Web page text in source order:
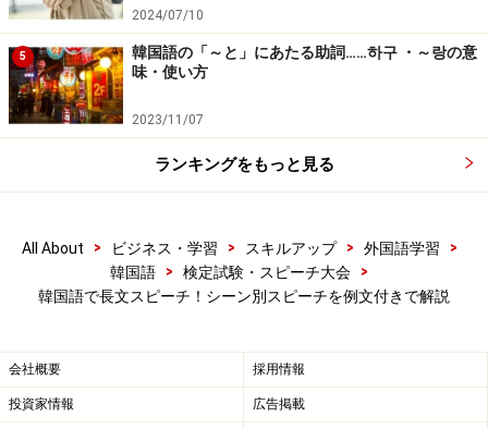
婦でいらっしゃいます）
한국요리를 가끔 만드십니다.
（ハングンリョリルル カックム マンドゥシムニダ／
韓国料理をときどき作られます）
오빠는 회사원입니다.
（オッパヌン フェサウォニムニダ／兄は会社員です）
IT관련 일을 하고 있어서 항상 늦게 돌아옵니다.
ンサン ヌッケ トラオムニダ／IT関連の仕事をしてい
て、いつも遅くに帰ってきます）
（チョヌン ヨドンセンウロソ コッチョンウル マ
ニ ハムニダ／私は妹としてとても心配しています）
우리는 1년에 한번 같이 여행을 갑니다.
2024/07/10
5
韓国語の「～と」にあたる助詞……하구 ・～랑の意
味・使い方
2023/11/07
ランキングをもっと見る
All About > ビジネス・学習 > スキルアップ > 外国語学習
>
韓国語
> 検定試験・スピーチ大会
>
韓国語で長文スピーチ！シーン別スピーチを例文付きで解説
会社概要 採用情報
投資家情報 広告掲載